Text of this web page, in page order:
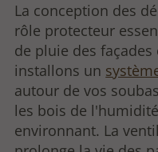
La conception des
rôle protecteur
de pluie des
installons un
autour de vos
les bois de
environnant. La